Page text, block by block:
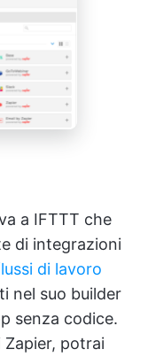
a IFTTT che
di integrazioni
di lavoro
nel suo builder
senza codice.
potrai